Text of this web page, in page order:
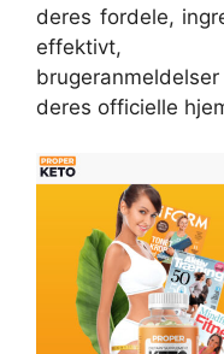
deres fordele,
effektivt,
deres officielle